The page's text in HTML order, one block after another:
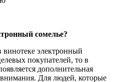
сомелье?
винотеке электронный
покупателей, то в
дополнительная
Для людей, которые